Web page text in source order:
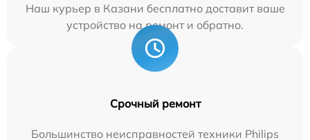
Наш курьер в Казани бесплатно доставит ваше
устройство на ремонт и обратно.
Срочный ремонт
Большинство неисправностей техники Philips